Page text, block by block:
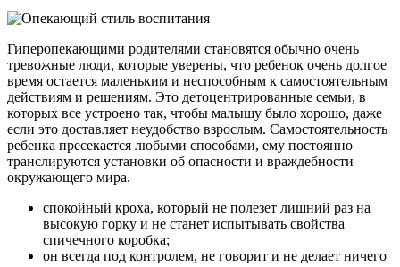
Гиперопекающими родителями становятся обычно очень
тревожные люди, которые уверены, что ребенок очень долгое
время остается маленьким и неспособным к самостоятельным
действиям и решениям. Это детоцентрированные семьи, в
которых все устроено так, чтобы малышу было хорошо, даже
если это доставляет неудобство взрослым. Самостоятельность
ребенка пресекается любыми способами, ему постоянно
транслируются установки об опасности и враждебности
окружающего мира.
спокойный кроха, который не полезет лишний раз на
высокую горку и не станет испытывать свойства
спичечного коробка;
он всегда под контролем, не говорит и не делает ничего